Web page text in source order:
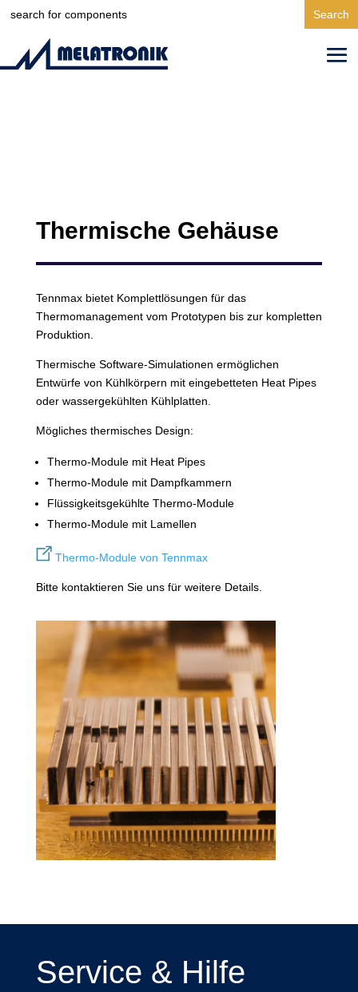
for:
Thermische Gehäuse
Tennmax bietet Komplettlösungen für das
Thermomanagement vom Prototypen bis zur kompletten
Produktion.
Thermische Software-Simulationen ermöglichen
Entwürfe von Kühlkörpern mit eingebetteten Heat Pipes
oder wassergekühlten Kühlplatten.
Mögliches thermisches Design:
Thermo-Module mit Heat Pipes
Thermo-Module mit Dampfkammern
Flüssigkeitsgekühlte Thermo-Module
Thermo-Module mit Lamellen
Thermo-Module von Tennmax
Bitte kontaktieren Sie uns für weitere Details.
Service & Hilfe